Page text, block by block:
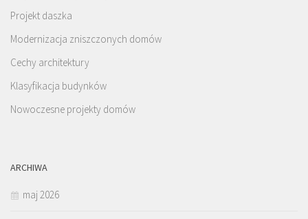
Projekt daszka
Modernizacja zniszczonych domów
Cechy architektury
Klasyfikacja budynków
Nowoczesne projekty domów
ARCHIWA
maj 2026